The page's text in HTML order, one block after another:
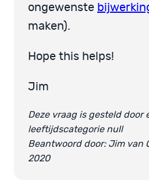
ongewenste
maken).
Hope this helps!
Jim
Deze vraag is gesteld door
leeftijdscategorie null
Beantwoord door: Jim van
2020